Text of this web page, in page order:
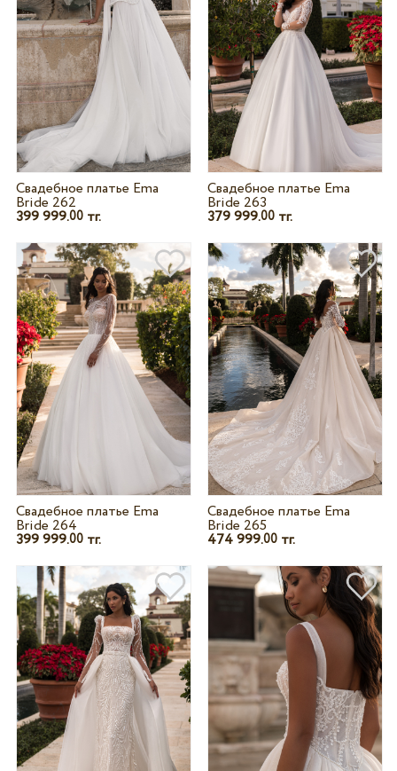
Свадебное платье Ema
Bride 262
399 999.00тг.
Свадебное платье Ema
Bride 263
379 999.00 тг.
Свадебное платье Ema
Bride 264
399 999.00тг.
Свадебное платье Ema
Bride 265
474 999.00 тг.